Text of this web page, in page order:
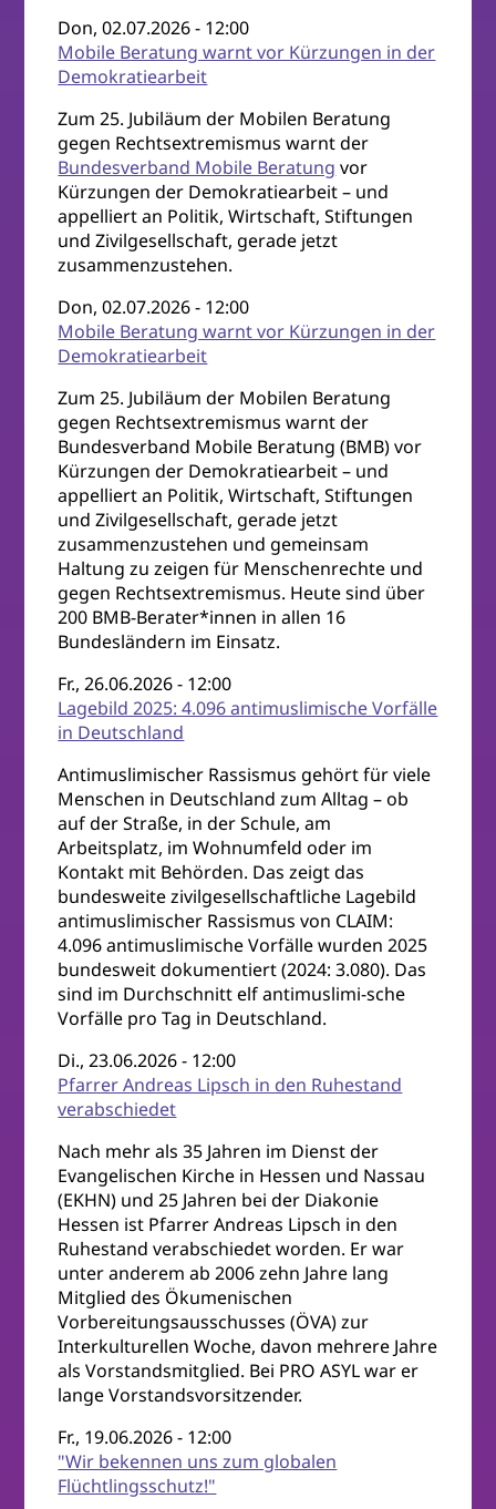
Don, 02.07.2026 - 12:00
Mobile Beratung warnt vor Kürzungen in der
Demokratiearbeit
Zum 25. Jubiläum der Mobilen Beratung
gegen Rechtsextremismus warnt der
Bundesverband Mobile Beratung vor
Kürzungen der Demokratiearbeit – und
appelliert an Politik, Wirtschaft, Stiftungen
und Zivilgesellschaft, gerade jetzt
zusammenzustehen.
Don, 02.07.2026 - 12:00
Mobile Beratung warnt vor Kürzungen in der
Demokratiearbeit
Zum 25. Jubiläum der Mobilen Beratung
gegen Rechtsextremismus warnt der
Bundesverband Mobile Beratung (BMB) vor
Kürzungen der Demokratiearbeit – und
appelliert an Politik, Wirtschaft, Stiftungen
und Zivilgesellschaft, gerade jetzt
zusammenzustehen und gemeinsam
Haltung zu zeigen für Menschenrechte und
gegen Rechtsextremismus. Heute sind über
200 BMB-Berater*innen in allen 16
Bundesländern im Einsatz.
Fr., 26.06.2026 - 12:00
Lagebild 2025: 4.096 antimuslimische Vorfälle
in Deutschland
Antimuslimischer Rassismus gehört für viele
Menschen in Deutschland zum Alltag – ob
auf der Straße, in der Schule, am
Arbeitsplatz, im Wohnumfeld oder im
Kontakt mit Behörden. Das zeigt das
bundesweite zivilgesellschaftliche Lagebild
antimuslimischer Rassismus von CLAIM:
4.096 antimuslimische Vorfälle wurden 2025
bundesweit dokumentiert (2024: 3.080). Das
sind im Durchschnitt elf antimuslimi-sche
Vorfälle pro Tag in Deutschland.
Di., 23.06.2026 - 12:00
Pfarrer Andreas Lipsch in den Ruhestand
verabschiedet
Nach mehr als 35 Jahren im Dienst der
Evangelischen Kirche in Hessen und Nassau
(EKHN) und 25 Jahren bei der Diakonie
Hessen ist Pfarrer Andreas Lipsch in den
Ruhestand verabschiedet worden. Er war
unter anderem ab 2006 zehn Jahre lang
Mitglied des Ökumenischen
Vorbereitungsausschusses (ÖVA) zur
Interkulturellen Woche, davon mehrere Jahre
als Vorstandsmitglied. Bei PRO ASYL war er
lange Vorstandsvorsitzender.
Fr., 19.06.2026 - 12:00
"Wir bekennen uns zum globalen
Flüchtlingsschutz!"